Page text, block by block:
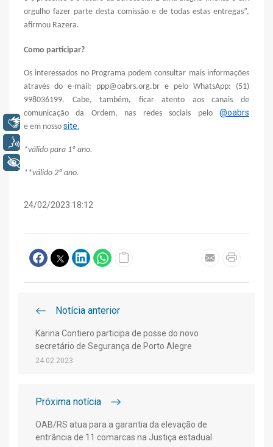
orgulho fazer parte desta comissão e de todas estas entregas”,
afirmou Razera.
Como participar?
Os interessados no Programa podem consultar mais informações
através do e-mail: ppp@oabrs.org.br e pelo WhatsApp: (51)
998036199. Cabe, também, ficar atento aos canais de
comunicação da Ordem, nas redes sociais pelo @oabrs
e em nosso site.
*válido para 1º ano.
**válido 2º ano.
24/02/2023 18:12
Notícia anterior
Karina Contiero participa de posse do novo
secretário de Segurança de Porto Alegre
24.02.2023
Próxima notícia
OAB/RS atua para a garantia da elevação de
entrância de 11 comarcas na Justiça estadual
Libras